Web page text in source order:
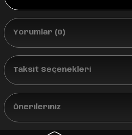
Yorumlar (0)
Taksit Seçenekleri
Önerileriniz